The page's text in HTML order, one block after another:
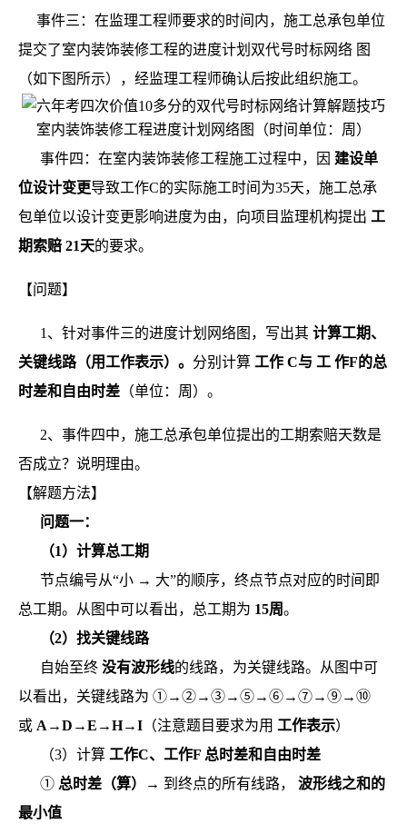
事件三：在监理工程师要求的时间内，施工总承包单位
提交了室内装饰装修工程的进度计划双代号时标网络 图
（如下图所示），经监理工程师确认后按此组织施工。
室内装饰装修工程进度计划网络图（时间单位：周）
事件四：在室内装饰装修工程施工过程中，因 建设单
位设计变更导致工作C的实际施工时间为35天，施工总承
包单位以设计变更影响进度为由，向项目监理机构提出 工
期索赔 21天的要求。
【问题】
1、针对事件三的进度计划网络图，写出其 计算工期、
关键线路（用工作表示）。 分别计算 工作 C与 工 作F的总
时差和自由时差 （单位：周）。
2、事件四中，施工总承包单位提出的工期索赔天数是
否成立？说明理由。
【解题方法】
问题一：
（1）计算总工期
节点编号从“小 → 大”的顺序，终点节点对应的时间即
总工期。从图中可以看出，总工期为 15周。
（2）找关键线路
自始至终 没有波形线的线路，为关键线路。从图中可
以看出，关键线路为 ①→②→③→⑤→⑥→⑦→⑨→⑩
或 A→D→E→H→I （注意题目要求为用 工作表示）
（3）计算 工作C、工作F 总时差和自由时差
① 总时差（算） → 到终点的所有线路， 波形线之和的
最小值